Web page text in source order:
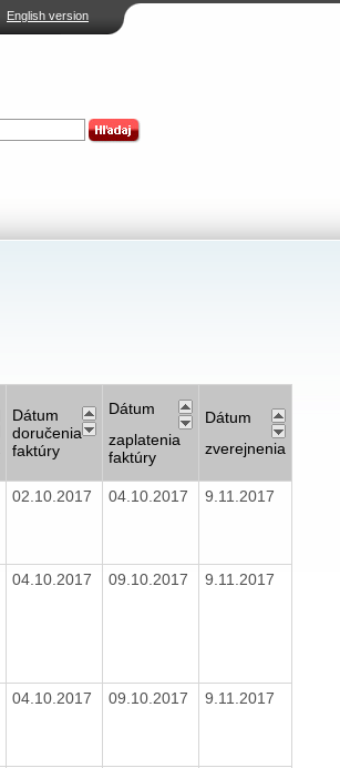
English version
Dátum
doručenia
faktúry
Dátum
zaplatenia
faktúry
Dátum
zverejnenia
02.10.2017 04.10.2017 9.11.2017
04.10.2017 09.10.2017 9.11.2017
04.10.2017 09.10.2017 9.11.2017